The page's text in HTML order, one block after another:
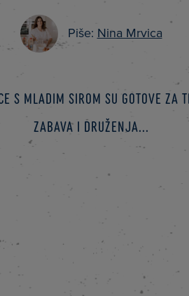
Piše: Nina Mrvica
s mladim sirom su gotove
zabava i druženja...